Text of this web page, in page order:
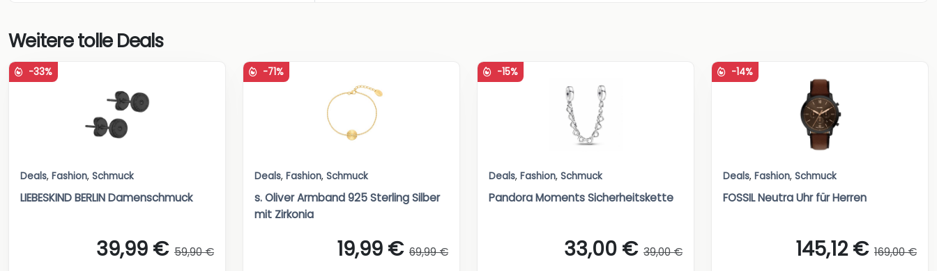
Weitere tolle Deals
-33%
Deals, Fashion, Schmuck
LIEBESKIND BERLIN Damenschmuck
39,99 € 59,90 €
-71%
Deals, Fashion, Schmuck
s. Oliver Armband 925 Sterling Silber
mit Zirkonia
19,99 € 69,99 €
-15%
Deals, Fashion, Schmuck
Pandora Moments Sicherheitskette
33,00 € 39,00 €
-14%
Deals, Fashion, Schmuck
FOSSIL Neutra Uhr für Herren
145,12 € 169,00 €